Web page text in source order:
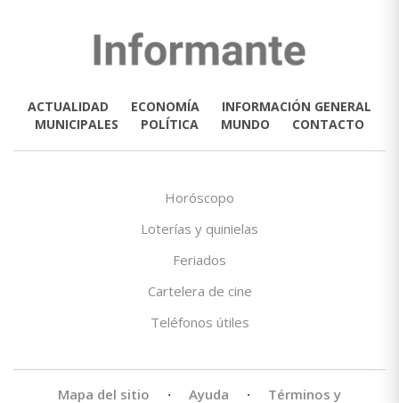
ACTUALIDAD ECONOMÍA
INFORMACIÓN GENERAL
MUNICIPALES
POLÍTICA MUNDO CONTACTO
Horóscopo
Loterías y quinielas
Feriados
Cartelera de cine
Teléfonos útiles
Mapa del sitio · Ayuda · Términos y